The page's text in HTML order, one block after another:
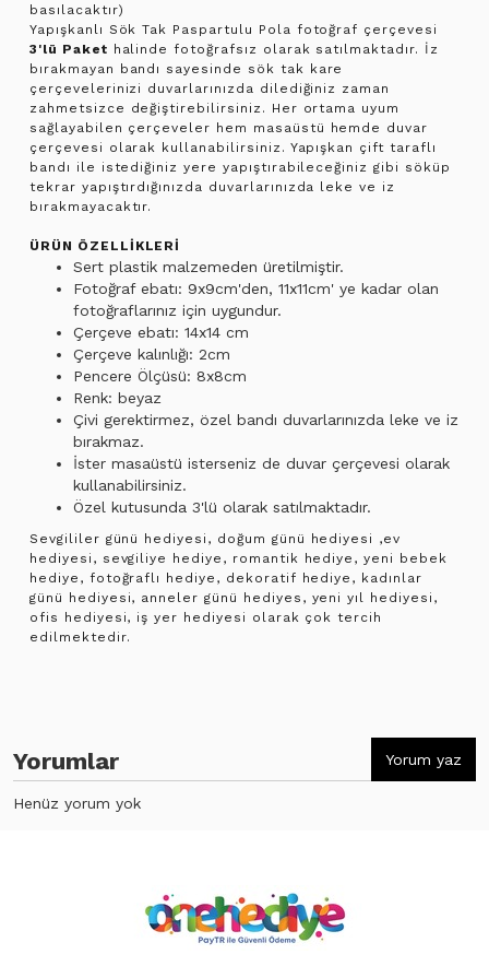
basılacaktır)
Yapışkanlı Sök Tak Paspartulu Pola fotoğraf çerçevesi
3'lü Paket halinde fotoğrafsız olarak satılmaktadır. İz
bırakmayan bandı sayesinde sök tak kare
çerçevelerinizi duvarlarınızda dilediğiniz zaman
zahmetsizce değiştirebilirsiniz. Her ortama uyum
sağlayabilen çerçeveler hem masaüstü hemde duvar
çerçevesi olarak kullanabilirsiniz. Yapışkan çift taraflı
bandı ile istediğiniz yere yapıştırabileceğiniz gibi söküp
tekrar yapıştırdığınızda duvarlarınızda leke ve iz
bırakmayacaktır.
ÜRÜN ÖZELLİKLERİ
Sert plastik malzemeden üretilmiştir.
Fotoğraf ebatı: 9x9cm'den, 11x11cm' ye kadar olan
fotoğraflarınız için uygundur.
Çerçeve ebatı: 14x14 cm
Çerçeve kalınlığı: 2cm
Pencere Ölçüsü: 8x8cm
Renk: beyaz
Çivi gerektirmez, özel bandı duvarlarınızda leke ve iz
bırakmaz.
İster masaüstü isterseniz de duvar çerçevesi olarak
kullanabilirsiniz.
Özel kutusunda 3'lü olarak satılmaktadır.
Sevgililer günü hediyesi, doğum günü hediyesi ,ev
hediyesi, sevgiliye hediye, romantik hediye, yeni bebek
hediye, fotoğraflı hediye, dekoratif hediye, kadınlar
günü hediyesi, anneler günü hediyes, yeni yıl hediyesi,
ofis hediyesi, iş yer hediyesi olarak çok tercih
edilmektedir.
Yorumlar Yorum yaz
Henüz yorum yok